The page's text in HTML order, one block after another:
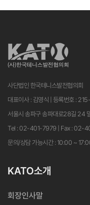
사단법인 한국테니스발전협의회
대표이사 : 김영식 | 등록번호 :
서울시 송파구 송파대로28길 24
Tel : 02-401-7979 | Fax : 02-
문의/상담 가능시간 : 10:00 ~
KATO소개
회장인사말